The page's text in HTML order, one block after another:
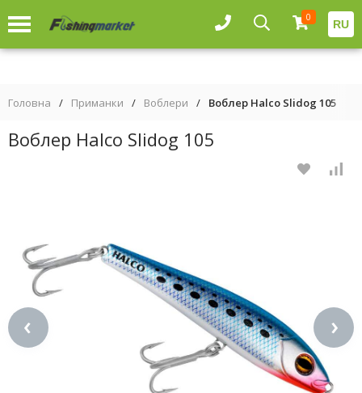
0
RU
Головна / Приманки / Воблери / Воблер Halco Slidog 105
Воблер Halco Slidog 105
‹ ›